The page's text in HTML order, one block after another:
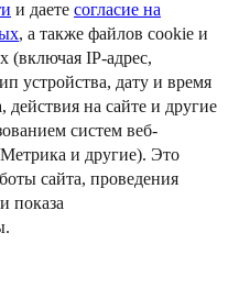
и даете согласие на
, а также файлов cookie и
(включая IP-адрес,
устройства, дату и время
на сайте и другие
систем веб-
и другие). Это
сайта, проведения
показа